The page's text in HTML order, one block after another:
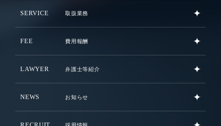
SERVICE 取扱業務
FEE 費用報酬
LAWYER 弁護士等紹介
NEWS お知らせ